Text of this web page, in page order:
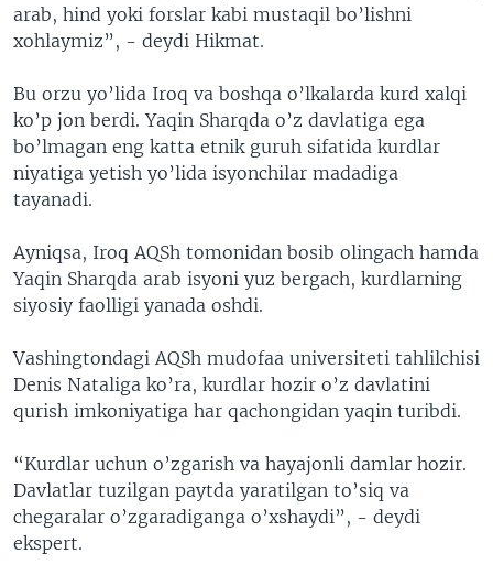
arab, hind yoki forslar kabi mustaqil bo’lishni
xohlaymiz”, - deydi Hikmat.
Bu orzu yo’lida Iroq va boshqa o’lkalarda kurd xalqi
ko’p jon berdi. Yaqin Sharqda o’z davlatiga ega
bo’lmagan eng katta etnik guruh sifatida kurdlar
niyatiga yetish yo’lida isyonchilar madadiga
tayanadi.
Ayniqsa, Iroq AQSh tomonidan bosib olingach hamda
Yaqin Sharqda arab isyoni yuz bergach, kurdlarning
siyosiy faolligi yanada oshdi.
Vashingtondagi AQSh mudofaa universiteti tahlilchisi
Denis Nataliga ko’ra, kurdlar hozir o’z davlatini
qurish imkoniyatiga har qachongidan yaqin turibdi.
“Kurdlar uchun o’zgarish va hayajonli damlar hozir.
Davlatlar tuzilgan paytda yaratilgan to’siq va
chegaralar o’zgaradiganga o’xshaydi”, - deydi
ekspert.